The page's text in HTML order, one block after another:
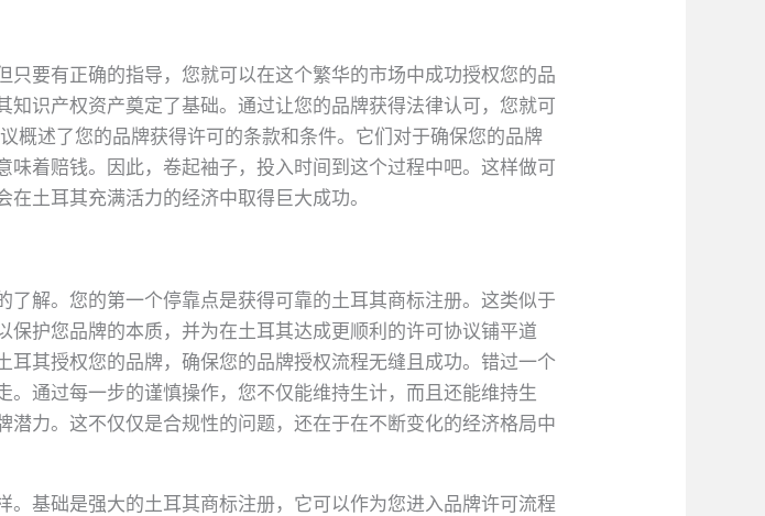
要有正确的指导，您就可以在这个繁华的市场中成功授权您的品
识产权资产奠定了基础。通过让您的品牌获得法律认可，您就可
概述了您的品牌获得许可的条款和条件。它们对于确保您的品牌
着赔钱。因此，卷起袖子，投入时间到这个过程中吧。这样做可
土耳其充满活力的经济中取得巨大成功。
解。您的第一个停靠点是获得可靠的土耳其商标注册。这类似于
护您品牌的本质，并为在土耳其达成更顺利的许可协议铺平道
其授权您的品牌，确保您的品牌授权流程无缝且成功。错过一个
通过每一步的谨慎操作，您不仅能维持生计，而且还能维持生
力。这不仅仅是合规性的问题，还在于在不断变化的经济格局中
基础是强大的土耳其商标注册，它可以作为您进入品牌许可流程